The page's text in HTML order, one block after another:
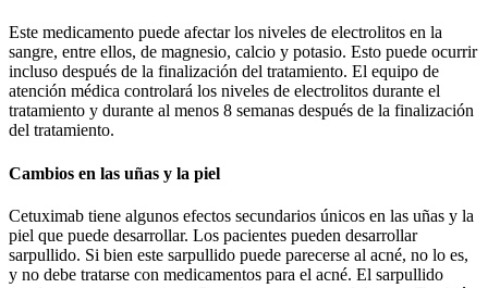
Este medicamento puede afectar los niveles de electrolitos en la
sangre, entre ellos, de magnesio, calcio y potasio. Esto puede ocurrir
incluso después de la finalización del tratamiento. El equipo de
atención médica controlará los niveles de electrolitos durante el
tratamiento y durante al menos 8 semanas después de la finalización
del tratamiento.
Cambios en las uñas y la piel
Cetuximab tiene algunos efectos secundarios únicos en las uñas y la
piel que puede desarrollar. Los pacientes pueden desarrollar
sarpullido. Si bien este sarpullido puede parecerse al acné, no lo es,
y no debe tratarse con medicamentos para el acné. El sarpullido